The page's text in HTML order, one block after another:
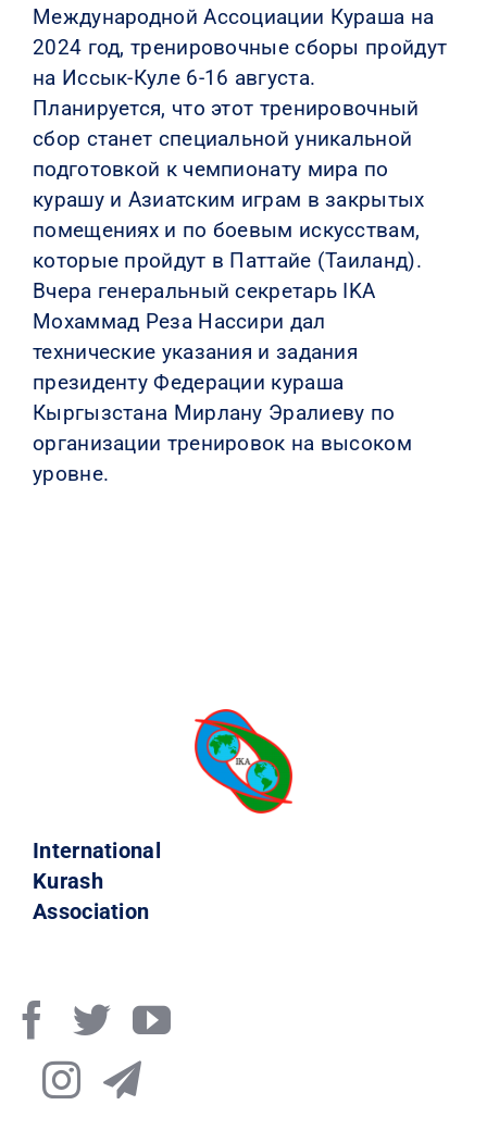
Международной Ассоциации Кураша на
2024 год, тренировочные сборы пройдут
на Иссык-Куле 6-16 августа.
Планируется, что этот тренировочный
сбор станет специальной уникальной
подготовкой к чемпионату мира по
курашу и Азиатским играм в закрытых
помещениях и по боевым искусствам,
которые пройдут в Паттайе (Таиланд).
Вчера генеральный секретарь IKA
Мохаммад Реза Нассири дал
технические указания и задания
президенту Федерации кураша
Кыргызстана Мирлану Эралиеву по
организации тренировок на высоком
уровне.
International
Kurash
Association